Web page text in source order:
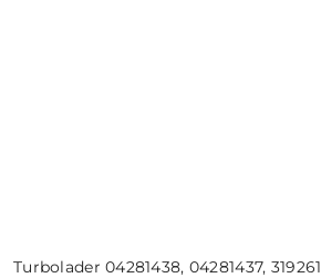
Turbolader 04281438, 04281437, 319261